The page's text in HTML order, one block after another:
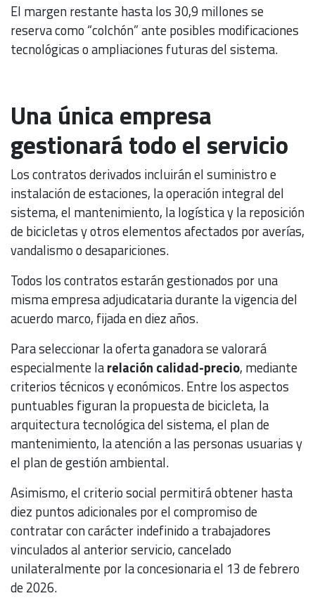
El margen restante hasta los 30,9 millones se
reserva como “colchón” ante posibles modificaciones
tecnológicas o ampliaciones futuras del sistema.
Una única empresa
gestionará todo el servicio
Los contratos derivados incluirán el suministro e
instalación de estaciones, la operación integral del
sistema, el mantenimiento, la logística y la reposición
de bicicletas y otros elementos afectados por averías,
vandalismo o desapariciones.
Todos los contratos estarán gestionados por una
misma empresa adjudicataria durante la vigencia del
acuerdo marco, fijada en diez años.
Para seleccionar la oferta ganadora se valorará
especialmente larelación calidad-precio, mediante
criterios técnicos y económicos. Entre los aspectos
puntuables figuran la propuesta de bicicleta, la
arquitectura tecnológica del sistema, el plan de
mantenimiento, la atención a las personas usuarias y
el plan de gestión ambiental.
Asimismo, el criterio social permitirá obtener hasta
diez puntos adicionales por el compromiso de
contratar con carácter indefinido a trabajadores
vinculados al anterior servicio, cancelado
unilateralmente por la concesionaria el 13 de febrero
de 2026.